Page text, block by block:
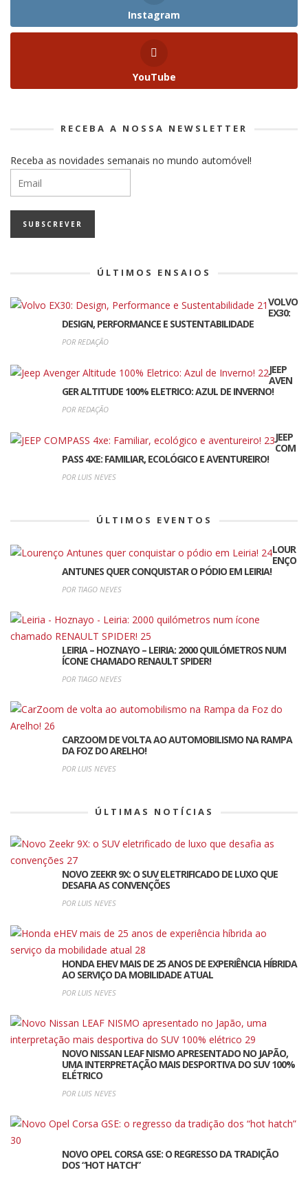
Instagram
YouTube
RECEBA A NOSSA NEWSLETTER
Receba as novidades semanais no mundo automóvel!
ÚLTIMOS ENSAIOS
VOLVO
EX30:
DESIGN, PERFORMANCE E SUSTENTABILIDADE
POR REDAÇÃO
JEEP
AVEN
GER ALTITUDE 100% ELETRICO: AZUL DE INVERNO!
POR REDAÇÃO
JEEP
COM
PASS 4XE: FAMILIAR, ECOLÓGICO E AVENTUREIRO!
POR LUIS NEVES
ÚLTIMOS EVENTOS
LOUR
ENÇO
ANTUNES QUER CONQUISTAR O PÓDIO EM LEIRIA!
POR TIAGO NEVES
LEIRIA – HOZNAYO – LEIRIA: 2000 QUILÓMETROS NUM
ÍCONE CHAMADO RENAULT SPIDER!
POR TIAGO NEVES
CARZOOM DE VOLTA AO AUTOMOBILISMO NA RAMPA
DA FOZ DO ARELHO!
POR LUIS NEVES
ÚLTIMAS NOTÍCIAS
NOVO ZEEKR 9X: O SUV ELETRIFICADO DE LUXO QUE
DESAFIA AS CONVENÇÕES
POR LUIS NEVES
HONDA EHEV MAIS DE 25 ANOS DE EXPERIÊNCIA HÍBRIDA
AO SERVIÇO DA MOBILIDADE ATUAL
POR LUIS NEVES
NOVO NISSAN LEAF NISMO APRESENTADO NO JAPÃO,
UMA INTERPRETAÇÃO MAIS DESPORTIVA DO SUV 100%
ELÉTRICO
POR LUIS NEVES
NOVO OPEL CORSA GSE: O REGRESSO DA TRADIÇÃO
DOS “HOT HATCH”